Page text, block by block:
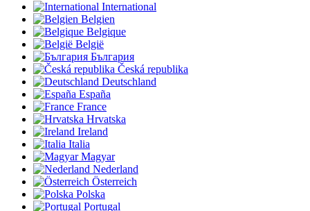
International
Belgien
Belgique
België
България
Česká republika
Deutschland
España
France
Hrvatska
Ireland
Italia
Magyar
Nederland
Österreich
Polska
Portugal